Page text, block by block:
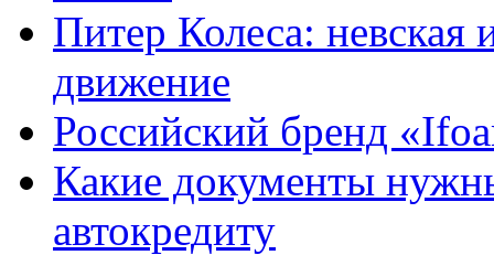
Питер Колеса: невская
движение
Российский бренд
Какие документы
автокредиту